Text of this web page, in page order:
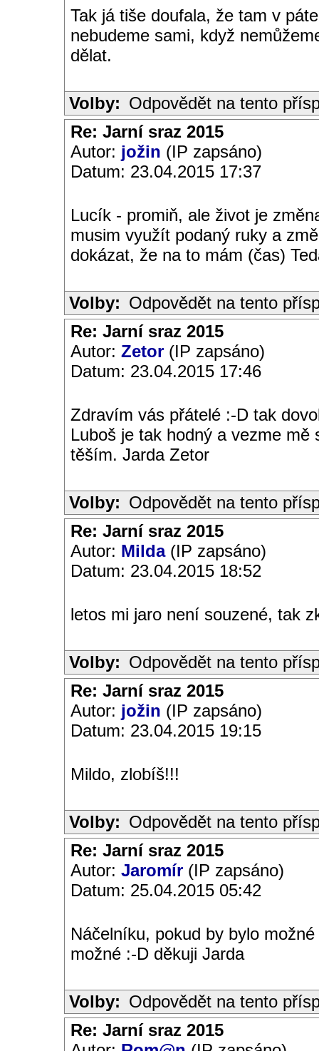
Tak já tiše doufala, že tam v
nebudeme sami, když
dělat.
Volby: Odpovědět na tento
Re: Jarní sraz 2015
Autor: jožin (IP zapsáno)
Datum: 23.04.2015 17:37
Lucík - promiň, ale život je
musim využít podaný ruky a
dokázat, že na to mám (čas)
Volby: Odpovědět na tento
Re: Jarní sraz 2015
Autor: Zetor (IP zapsáno)
Datum: 23.04.2015 17:46
Zdravím vás přátelé :-D tak
Luboš je tak hodný a vezme
těším. Jarda Zetor
Volby: Odpovědět na tento
Re: Jarní sraz 2015
Autor: Milda(IP zapsáno)
Datum: 23.04.2015 18:52
letos mi jaro není souzené, tak
Volby: Odpovědět na tento
Re: Jarní sraz 2015
Autor: jožin (IP zapsáno)
Datum: 23.04.2015 19:15
Mildo, zlobíš!!!
Volby: Odpovědět na tento
Re: Jarní sraz 2015
Autor: Jaromír (IP zapsáno)
Datum: 25.04.2015 05:42
Náčelníku, pokud by bylo
možné :-D děkuji Jarda
Volby: Odpovědět na tento
Re: Jarní sraz 2015